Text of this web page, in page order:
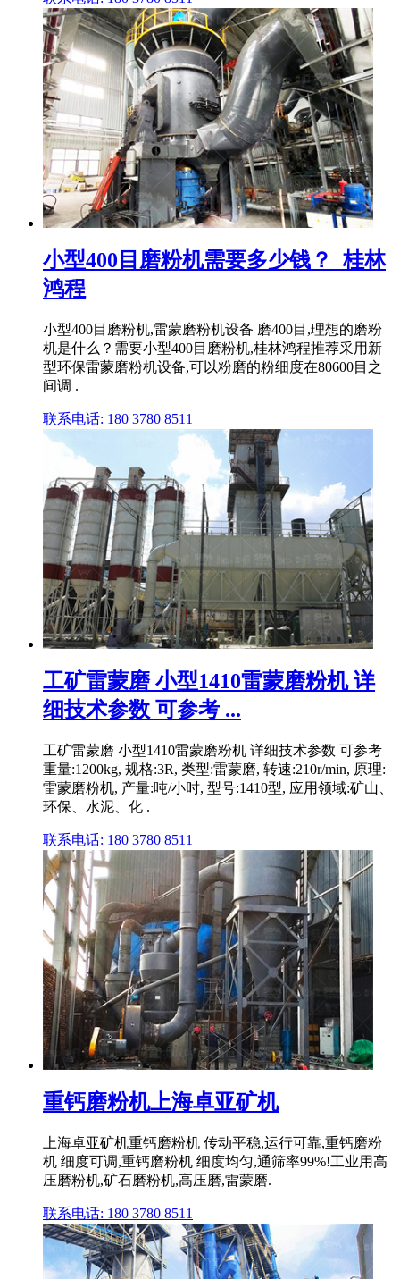
小型400目磨粉机需要多少钱？_桂林
鸿程
小型400目磨粉机,雷蒙磨粉机设备 磨400目,理想的磨粉
机是什么？需要小型400目磨粉机,桂林鸿程推荐采用新
型环保雷蒙磨粉机设备,可以粉磨的粉细度在80600目之
间调 .
联系电话: 180 3780 8511
工矿雷蒙磨 小型1410雷蒙磨粉机 详
细技术参数 可参考 ...
工矿雷蒙磨 小型1410雷蒙磨粉机 详细技术参数 可参考
重量:1200kg, 规格:3R, 类型:雷蒙磨, 转速:210r/min, 原理:
雷蒙磨粉机, 产量:吨/小时, 型号:1410型, 应用领域:矿山、
环保、水泥、化 .
联系电话: 180 3780 8511
重钙磨粉机上海卓亚矿机
上海卓亚矿机重钙磨粉机 传动平稳,运行可靠,重钙磨粉
机 细度可调,重钙磨粉机 细度均匀,通筛率99%!工业用高
压磨粉机,矿石磨粉机,高压磨,雷蒙磨.
联系电话: 180 3780 8511